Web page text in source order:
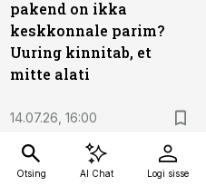
pakend on ikka
keskkonnale parim?
Uuring kinnitab, et
mitte alati
14.07.26, 16:00
Soome ettevõte tegi
sakslastega
Otsing AI Chat Logi sisse